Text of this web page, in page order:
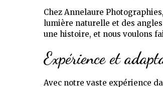
Chez Annelaure
lumière naturelle et des
une histoire, et nous voulons
Expérience et
Avec notre vaste expérience